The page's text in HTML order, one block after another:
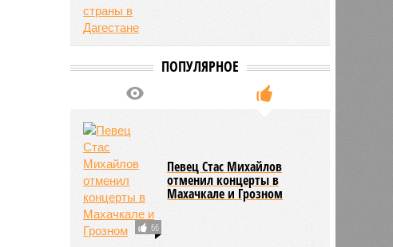
ПОПУЛЯРНОЕ
66
Певец Стас Михайлов
отменил концерты в
Махачкале и Грозном